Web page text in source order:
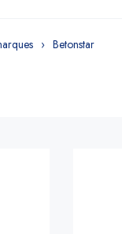
Betonstar